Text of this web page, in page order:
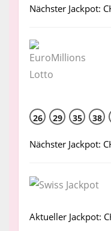
Nächster Jackpot:
26 29 35 38
Nächster Jackpot:
Aktueller Jackpot: